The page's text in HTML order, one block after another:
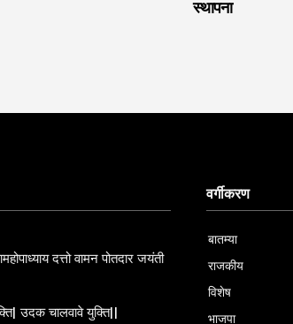
स्थापना
दत्तो वामन पोतदार जयंती
उदक चालवावे युक्ति||
वर्गीकरण
बातम्या
राजकीय
विशेष
भाजपा